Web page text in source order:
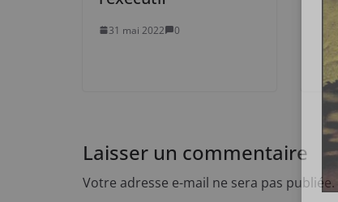
31 mai 2022 0
Laisser un commentaire
Votre adresse e-mail ne sera pas publiée.